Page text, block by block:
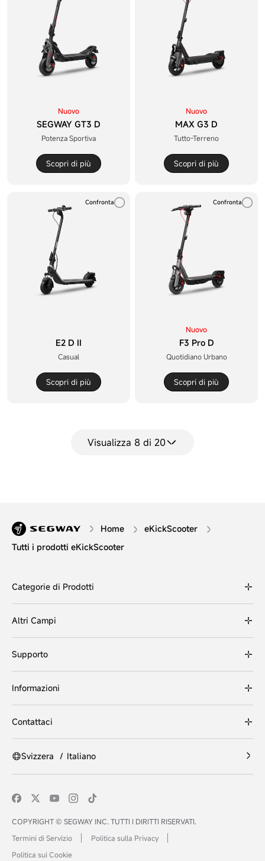
Nuovo
SEGWAY GT3 D
Potenza Sportiva
Scopri di più
Nuovo
MAX G3 D
Tutto-Terreno
Scopri di più
Confronta
E2 D II
Casual
Scopri di più
Confronta
Nuovo
F3 Pro D
Quotidiano Urbano
Scopri di più
Visualizza 8 di 20
Home
eKickScooter
Tutti i prodotti eKickScooter
Categorie di Prodotti
Altri Campi
Supporto
Informazioni
Contattaci
Svizzera / Italiano
COPYRIGHT © SEGWAY INC. TUTTI I DIRITTI RISERVATI.
Termini di Servizio
Politica sulla Privacy
Politica sui Cookie